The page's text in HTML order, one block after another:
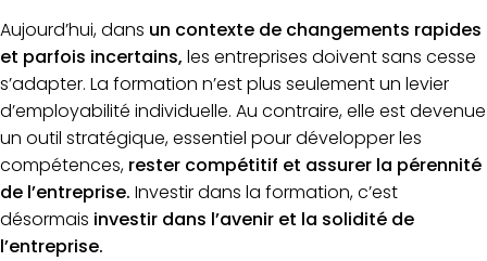
Aujourd’hui, dans un contexte de changements rapides
et parfois incertains, les entreprises doivent sans cesse
s’adapter. La formation n’est plus seulement un levier
d’employabilité individuelle. Au contraire, elle est devenue
un outil stratégique, essentiel pour développer les
compétences, rester compétitif et assurer la pérennité
de l’entreprise. Investir dans la formation, c’est
désormais investir dans l’avenir et la solidité de
l’entreprise.